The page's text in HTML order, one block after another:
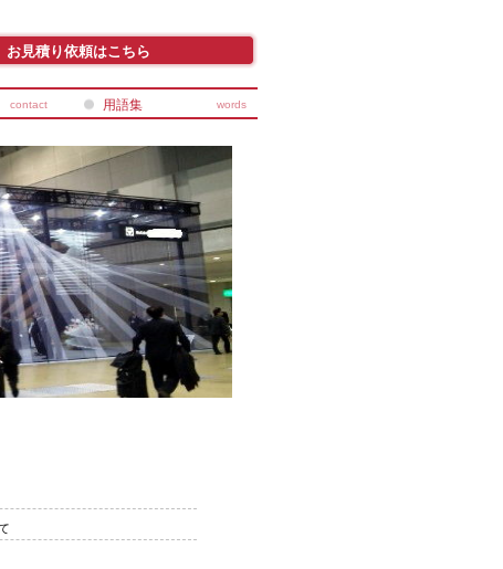
お見積り依頼はこちら
contact words
用語集